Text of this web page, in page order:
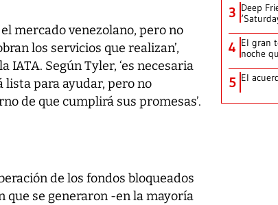
mercado venezolano, pero no
los servicios que realizan’,
IATA. Según Tyler, ‘es necesaria
lista para ayudar, pero no
de que cumplirá sus promesas’.
de los fondos bloqueados
que se generaron -en la mayoría
3 Deep
4 El gran
noche
5 El